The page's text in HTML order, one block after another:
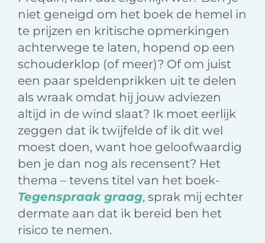
niet geneigd om het boek de hemel in
te prijzen en kritische opmerkingen
achterwege te laten, hopend op een
schouderklop (of meer)? Of om juist
een paar speldenprikken uit te delen
als wraak omdat hij jouw adviezen
altijd in de wind slaat? Ik moet eerlijk
zeggen dat ik twijfelde of ik dit wel
moest doen, want hoe geloofwaardig
ben je dan nog als recensent? Het
thema – tevens titel van het boek-
Tegenspraak graag, sprak mij echter
dermate aan dat ik bereid ben het
risico te nemen.